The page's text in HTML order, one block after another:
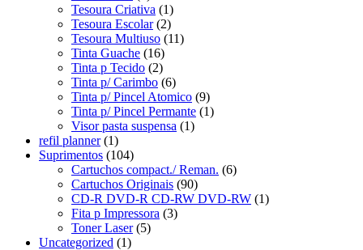
Tesoura Criativa (1)
Tesoura Escolar (2)
Tesoura Multiuso (11)
Tinta Guache (16)
Tinta p Tecido (2)
Tinta p/ Carimbo (6)
Tinta p/ Pincel Atomico (9)
Tinta p/ Pincel Permante (1)
Visor pasta suspensa (1)
refil planner (1)
Suprimentos (104)
Cartuchos compact./ Reman. (6)
Cartuchos Originais (90)
CD-R DVD-R CD-RW DVD-RW (1)
Fita p Impressora (3)
Toner Laser (5)
Uncategorized (1)